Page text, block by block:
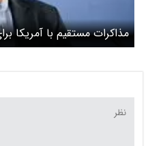
مذاکرات مستقیم با آمریکا